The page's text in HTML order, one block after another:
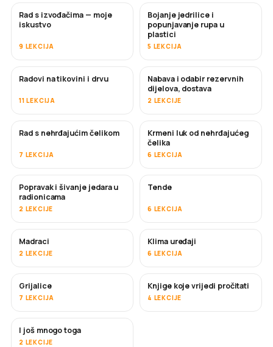
USKORO
Rad s izvođačima — moje
iskustvo
9 LEKCIJA
USKORO
Bojanje jedrilice i
popunjavanje rupa u
plastici
5 LEKCIJA
Radovi na tikovini i drvu
11 LEKCIJA
USKORO
Nabava i odabir rezervnih
dijelova, dostava
2 LEKCIJE
USKORO
Rad s nehrđajućim čelikom
7 LEKCIJA
Krmeni luk od nehrđajućeg
čelika
6 LEKCIJA
USKORO
Popravak i šivanje jedara u
radionicama
2 LEKCIJE
Tende
6 LEKCIJA
Madraci
2 LEKCIJE
USKORO
Klima uređaji
6 LEKCIJA
USKORO
Grijalice
7 LEKCIJA
USKORO
Knjige koje vrijedi pročitati
4 LEKCIJE
USKORO
I još mnogo toga
2 LEKCIJE